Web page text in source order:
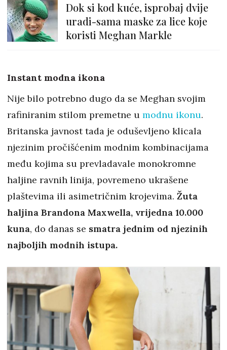
Dok si kod kuće, isprobaj dvije
uradi-sama maske za lice koje
koristi Meghan Markle
Instant modna ikona
Nije bilo potrebno dugo da se Meghan svojim
rafiniranim stilom premetne u modnu ikonu.
Britanska javnost tada je oduševljeno klicala
njezinim pročišćenim modnim kombinacijama
među kojima su prevladavale monokromne
haljine ravnih linija, povremeno ukrašene
plaštevima ili asimetričnim krojevima. Žuta
haljina Brandona Maxwella, vrijedna 10.000
kuna, do danas se smatra jednim od njezinih
najboljih modnih istupa.